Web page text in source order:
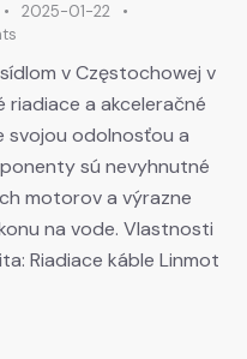
2025-01-22
v Częstochowej v
riadiace a akceleračné
svojou odolnosťou a
sú nevyhnutné
motorov a výrazne
na vode. Vlastnosti
Riadiace káble Linmot